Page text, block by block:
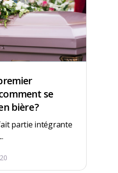
se
bière ?
partie intégrante